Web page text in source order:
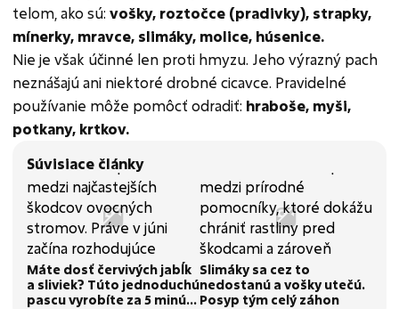
telom, ako sú: vošky, roztočce (pradivky), strapky,
mínerky, mravce, slimáky, molice, húsenice.
Nie je však účinné len proti hmyzu. Jeho výrazný pach
neznášajú ani niektoré drobné cicavce. Pravidelné
používanie môže pomôcť odradiť: hraboše, myši,
potkany, krtkov.
Súvisiace články
Máte dosť červivých jabĺk
a sliviek? Túto jednoduchú
pascu vyrobíte za 5 minút
Slimáky sa cez to
nedostanú a vošky utečú.
Posyp tým celý záhon